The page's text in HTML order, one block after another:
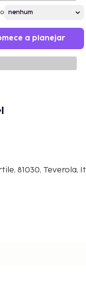
a planejar
81030, Teverola,